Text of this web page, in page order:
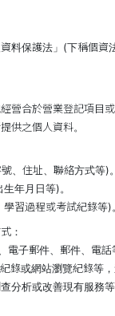
料保護法」(下稱個
營合於營業登記項目
供之個人資料。
、住址、聯絡方式等)。
年月日等)。
習過程或考試紀錄等)。
：
子郵件、郵件、電話
錄或網站瀏覽紀錄等
分析或改善現有服務